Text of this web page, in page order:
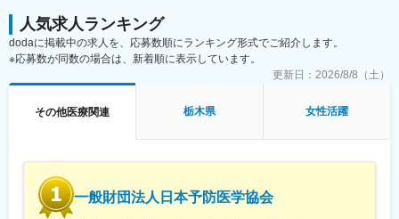
同社は、個人が最大限に能力を発揮できるよう働きやすい環境作
りに注力しております。男女問わず在宅勤務が可能です。また、
女性社員も多く、産休・育休取得実績も豊富で9割以上の復職率を
誇っており、長期就業が可能な環境・福利厚生が整っています。
・製造業認定、原薬登録等
※クライアントは欧米製薬会社または外資系製薬会社がほとんどで
にあたっていただきます。
ができ、メーカーと同じレベルの業界知識とマーケット感をアッ
プデートできる環境です。
人気求人ランキング
dodaに掲載中の求人を、応募数順にランキング形式でご紹介します。
※応募数が同数の場合は、新着順に表示しています。
更新日： 2026/8/8（土）
その他医療関連 栃木県 女性活躍
一般財団法人日本予防医学協会